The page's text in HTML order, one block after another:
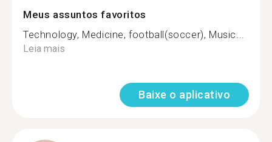
Meus assuntos favoritos
Technology, Medicine, football(soccer), Music...
Leia mais
Baixe o aplicativo